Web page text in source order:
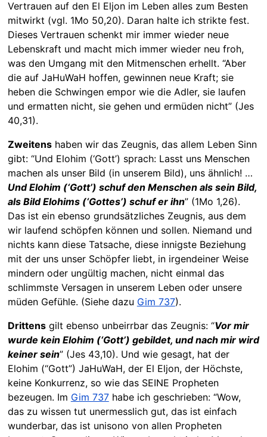
Vertrauen auf den El Eljon im Leben alles zum Besten
mitwirkt (vgl. 1Mo 50,20). Daran halte ich strikte fest.
Dieses Vertrauen schenkt mir immer wieder neue
Lebenskraft und macht mich immer wieder neu froh,
was den Umgang mit den Mitmenschen erhellt. “Aber
die auf JaHuWaH hoffen, gewinnen neue Kraft; sie
heben die Schwingen empor wie die Adler, sie laufen
und ermatten nicht, sie gehen und ermüden nicht” (Jes
40,31).
Zweitenshaben wir das Zeugnis, das allem Leben Sinn
gibt: “Und Elohim (‘Gott’) sprach: Lasst uns Menschen
machen als unser Bild (in unserem Bild), uns ähnlich! …
Und Elohim (‘Gott’) schuf den Menschen als sein Bild,
als Bild Elohims (‘Gottes’) schuf er ihn” (1Mo 1,26).
Das ist ein ebenso grundsätzliches Zeugnis, aus dem
wir laufend schöpfen können und sollen. Niemand und
nichts kann diese Tatsache, diese innigste Beziehung
mit der uns unser Schöpfer liebt, in irgendeiner Weise
mindern oder ungültig machen, nicht einmal das
schlimmste Versagen in unserem Leben oder unsere
müden Gefühle. (Siehe dazu Gim 737).
Drittensgilt ebenso unbeirrbar das Zeugnis: “Vor mir
wurde kein Elohim (‘Gott’) gebildet, und nach mir wird
keiner sein” (Jes 43,10). Und wie gesagt, hat der
Elohim (“Gott”) JaHuWaH, der El Eljon, der Höchste,
keine Konkurrenz, so wie das SEINE Propheten
bezeugen. Im Gim 737habe ich geschrieben: “Wow,
das zu wissen tut unermesslich gut, das ist einfach
wunderbar, das ist unisono von allen Propheten